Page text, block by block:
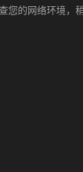
您的网络环境，